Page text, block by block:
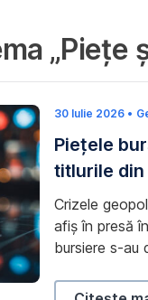
„Piețe
titlurile din presă
30 Iulie 20263
I
u
l
i
2
0
2
6
•
Piețele
titlurile din
Crizele
afiș în presă
bursiere s-au
atenți